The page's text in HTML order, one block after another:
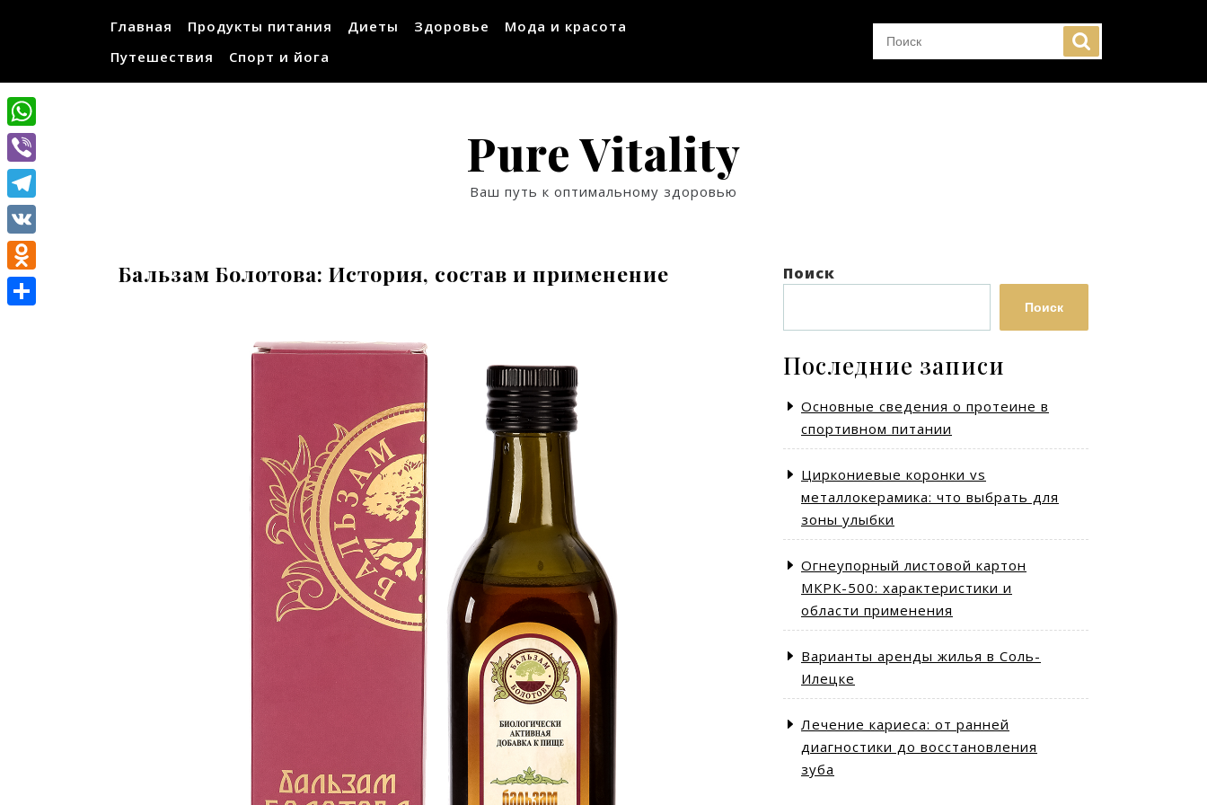
Главная Продукты питания Диеты Здоровье
Мода и красота
Путешествия
Спорт и йога
Pure Vitality
Ваш путь к оптимальному здоровью
Бальзам Болотова: История, состав и применение Поиск
Поиск
Последние записи
Основные сведения о протеине в
спортивном питании
Циркониевые коронки vs
металлокерамика: что выбрать для
зоны улыбки
Огнеупорный листовой картон
МКРК-500: характеристики и
области применения
Варианты аренды жилья в Соль-
Илецке
Лечение кариеса: от ранней
диагностики до восстановления
зуба
WhatsApp
Viber
Telegram
VK
Odnoklassniki